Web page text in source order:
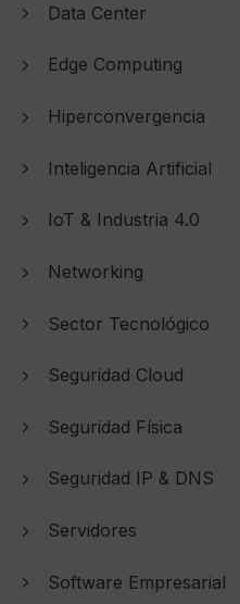
Data Center
Edge Computing
Hiperconvergencia
Inteligencia Artificial
IoT & Industria 4.0
Networking
Sector Tecnológico
Seguridad Cloud
Seguridad Física
Seguridad IP & DNS
Servidores
Software Empresarial